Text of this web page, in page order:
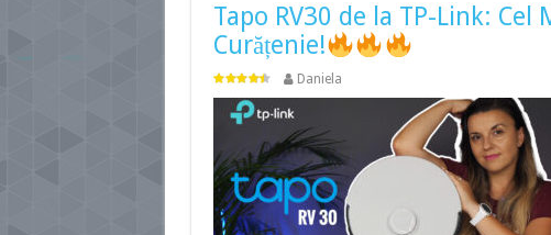
Tapo RV30 de la TP-Link:
Curățenie!
Daniela